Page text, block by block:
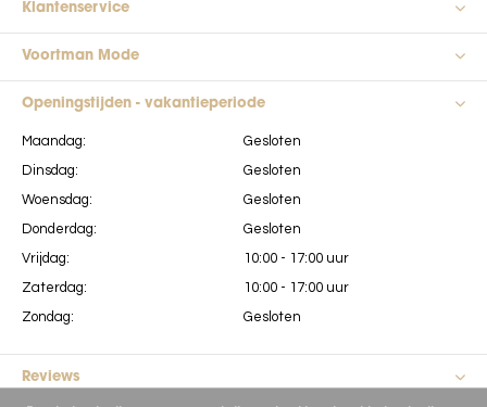
Klantenservice
Voortman Mode
Openingstijden - vakantieperiode
Maandag:
Dinsdag:
Woensdag:
Donderdag:
Vrijdag:
Zaterdag:
Zondag:
Gesloten
Gesloten
Gesloten
Gesloten
10:00 - 17:00 uur
10:00 - 17:00 uur
Gesloten
Reviews